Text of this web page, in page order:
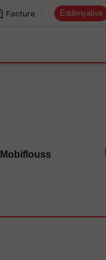
Facture Eddenyalive